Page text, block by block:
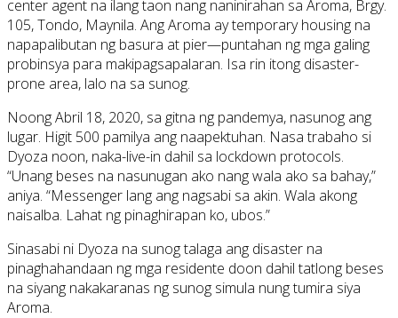
center agent na ilang taon nang naninirahan sa Aroma, Brgy.
105, Tondo, Maynila. Ang Aroma ay temporary housing na
napapalibutan ng basura at pier—puntahan ng mga galing
probinsya para makipagsapalaran. Isa rin itong disaster-
prone area, lalo na sa sunog.
Noong Abril 18, 2020, sa gitna ng pandemya, nasunog ang
lugar. Higit 500 pamilya ang naapektuhan. Nasa trabaho si
Dyoza noon, naka-live-in dahil sa lockdown protocols.
“Unang beses na nasunugan ako nang wala ako sa bahay,”
aniya. “Messenger lang ang nagsabi sa akin. Wala akong
naisalba. Lahat ng pinaghirapan ko, ubos.”
Sinasabi ni Dyoza na sunog talaga ang disaster na
pinaghahandaan ng mga residente doon dahil tatlong beses
na siyang nakakaranas ng sunog simula nung tumira siya
Aroma.